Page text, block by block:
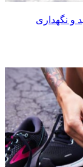
و نگهداری